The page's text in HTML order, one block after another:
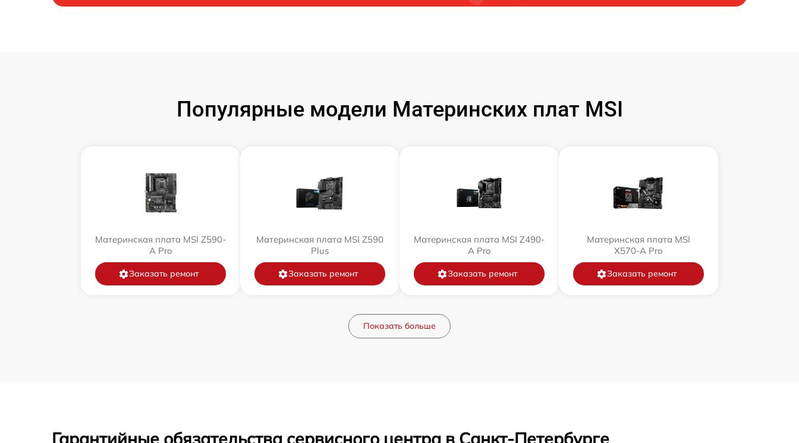
Популярные модели Материнских плат MSI
Материнская плата MSI Z590-
A Pro
Заказать ремонт
Материнская плата MSI Z590
Plus
Заказать ремонт
Материнская плата MSI Z490-
A Pro
Заказать ремонт
Материнская плата MSI
X570-A Pro
Заказать ремонт
Показать больше
Гарантийные обязательства сервисного центра в Санкт-Петербурге